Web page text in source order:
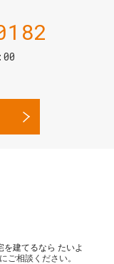
を建てるなら たいよ
にご相談ください。